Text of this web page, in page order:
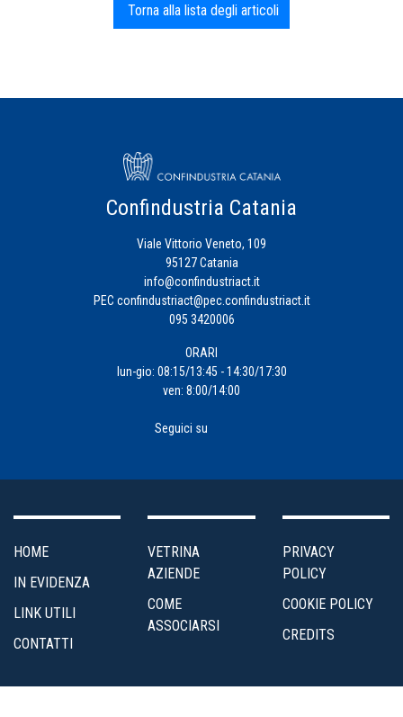
Torna alla lista degli articoli
Confindustria Catania
Viale Vittorio Veneto, 109
95127 Catania
info@confindustriact.it
PEC confindustriact@pec.confindustriact.it
095 3420006
ORARI
lun-gio: 08:15/13:45 - 14:30/17:30
ven: 8:00/14:00
Seguici su
HOME
IN EVIDENZA
LINK UTILI
CONTATTI
VETRINA
AZIENDE
COME
ASSOCIARSI
PRIVACY
POLICY
COOKIE POLICY
CREDITS